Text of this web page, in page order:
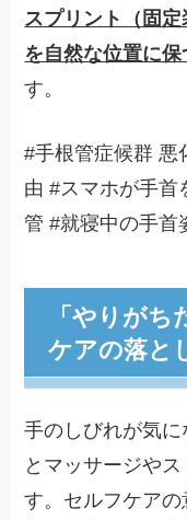
スプリント（固
を自然な位置に保
す。
#手根管症候群 悪
由 #スマホが手首
管 #就寝中の手首
「やりが
ケアの落と
手のしびれが気
とマッサージや
す。セルフケア